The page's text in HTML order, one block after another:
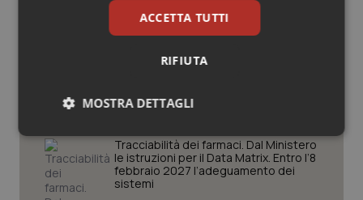
Vaccini
approvazione dell’adeguamento
delle tariffe ospedaliere, così rinvio
rinnovo contratto sanità privata”
West Nile. Rete Izs: “Sorveglianza e
Tracciabilità dei farmaci. Dal Ministero
le istruzioni per il Data Matrix. Entro l’8
febbraio 2027 l’adeguamento dei
sistemi
ACCETTA TUTTI
RIFIUTA
MOSTRA DETTAGLI
Necessari Statistici Marketing